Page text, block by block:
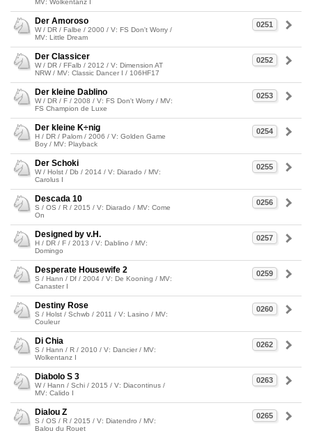
MV: Wolkentanz I
0251
Der Amoroso
W / DR / Falbe / 2000 / V: FS Don't Worry /
MV: Little Dream
0252
Der Classicer
W / DR / FFalb / 2012 / V: Dimension AT
NRW / MV: Classic Dancer I / 106HF17
0253
Der kleine Dablino
W / DR / F / 2008 / V: FS Don't Worry / MV:
FS Champion de Luxe
0254
Der kleine K÷nig
H / DR / Palom / 2006 / V: Golden Game
Boy / MV: Playback
0255
Der Schoki
W / Holst / Db / 2014 / V: Diarado / MV:
Carolus I
0256
Descada 10
S / OS / R / 2015 / V: Diarado / MV: Come
On
0257
Designed by v.H.
H / DR / F / 2013 / V: Dablino / MV:
Domingo
0259
Desperate Housewife 2
S / Hann / Df / 2004 / V: De Kooning / MV:
Canaster I
0260
Destiny Rose
S / Holst / Schwb / 2011 / V: Lasino / MV:
Couleur
0262
Di Chia
S / Hann / R / 2010 / V: Dancier / MV:
Wolkentanz I
0263
Diabolo S 3
W / Hann / Schi / 2015 / V: Diacontinus /
MV: Calido I
0265
Dialou Z
S / OS / R / 2015 / V: Diatendro / MV:
Balou du Rouet